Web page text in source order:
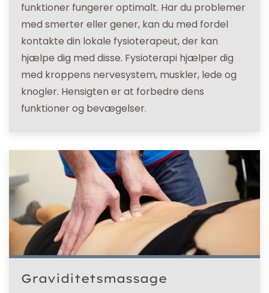
funktioner fungerer optimalt. Har du problemer
med smerter eller gener, kan du med fordel
kontakte din lokale fysioterapeut, der kan
hjælpe dig med disse. Fysioterapi hjælper dig
med kroppens nervesystem, muskler, lede og
knogler. Hensigten er at forbedre dens
funktioner og bevægelser.
Graviditetsmassage